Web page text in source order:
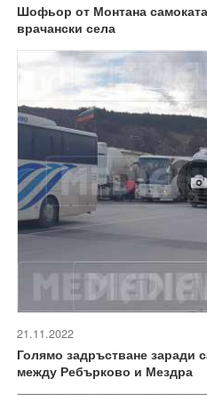
Шофьор от Монтана
врачански села
21.11.2022
Голямо задръстване заради
между Ребърково и Мездра